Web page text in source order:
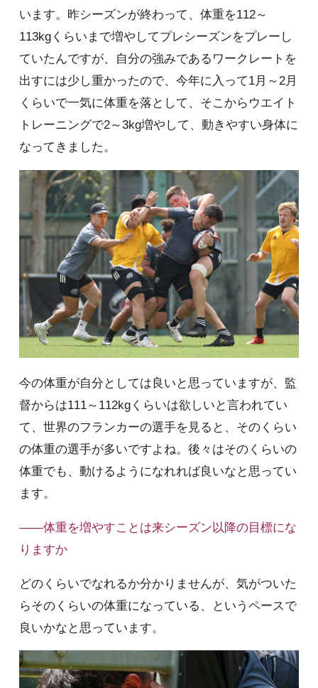
います。昨シーズンが終わって、体重を112～
113kgくらいまで増やしてプレシーズンをプレーし
ていたんですが、自分の強みであるワークレートを
出すには少し重かったので、今年に入って1月～2月
くらいで一気に体重を落として、そこからウエイト
トレーニングで2～3kg増やして、動きやすい身体に
なってきました。
今の体重が自分としては良いと思っていますが、監
督からは111～112kgくらいは欲しいと言われてい
て、世界のフランカーの選手を見ると、そのくらい
の体重の選手が多いですよね。後々はそのくらいの
体重でも、動けるようになれれば良いなと思ってい
ます。
――体重を増やすことは来シーズン以降の目標にな
りますか
どのくらいでなれるか分かりませんが、気がついた
らそのくらいの体重になっている、というペースで
良いかなと思っています。